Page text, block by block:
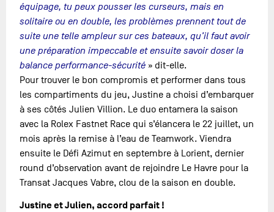
équipage, tu peux pousser les curseurs, mais en
solitaire ou en double, les problèmes prennent tout de
suite une telle ampleur sur ces bateaux, qu’il faut avoir
une préparation impeccable et ensuite savoir doser la
balance performance-sécurité » dit-elle.
Pour trouver le bon compromis et performer dans tous
les compartiments du jeu, Justine a choisi d’embarquer
à ses côtés Julien Villion. Le duo entamera la saison
avec la Rolex Fastnet Race qui s’élancera le 22 juillet, un
mois après la remise à l’eau de Teamwork. Viendra
ensuite le Défi Azimut en septembre à Lorient, dernier
round d’observation avant de rejoindre Le Havre pour la
Transat Jacques Vabre, clou de la saison en double.
Justine et Julien, accord parfait !